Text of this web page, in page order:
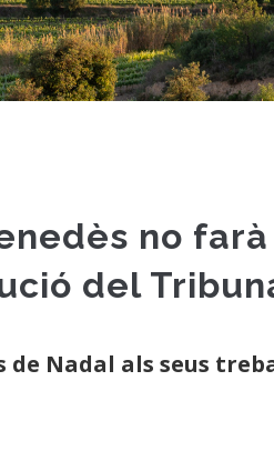
no
del
de Nadal als seus